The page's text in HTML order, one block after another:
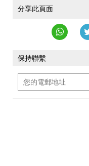
分享此頁面
保持聯繫